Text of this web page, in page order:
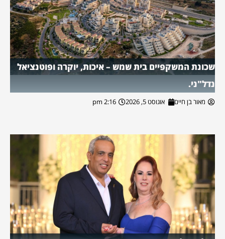
שכונת המשקפיים בית שמש – איכות, יוקרה ופוטנציאל
נדל"ני.
מאור בן חיים אוגוסט 5, 2026 2:16 pm